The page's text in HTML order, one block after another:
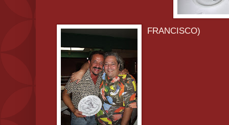
FRANCISCO)